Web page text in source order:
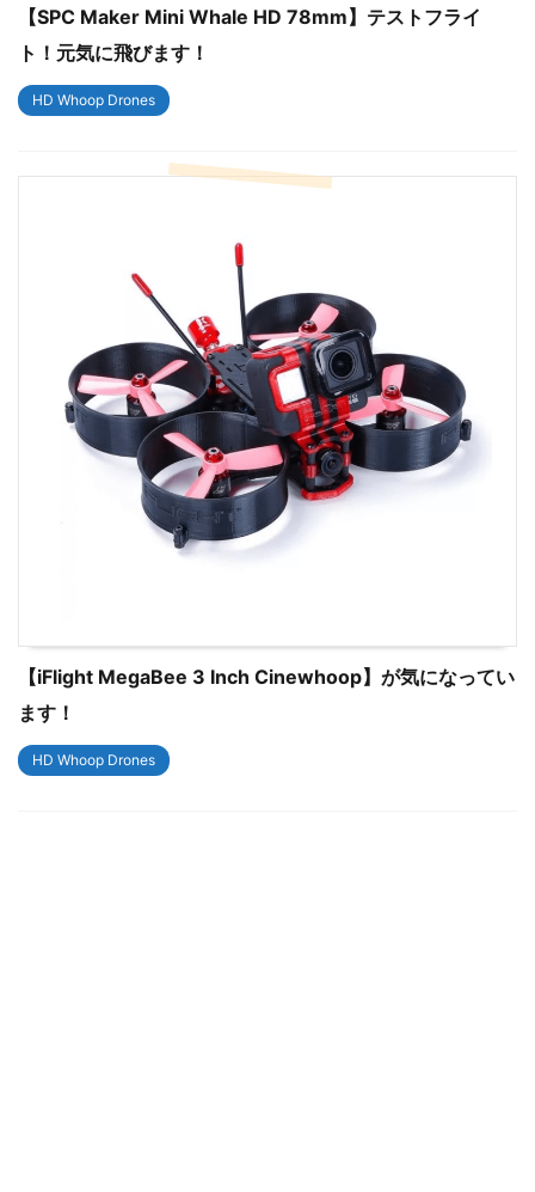
【SPC Maker Mini Whale HD 78mm】テストフライ
ト！元気に飛びます！
HD Whoop Drones
【iFlight MegaBee 3 Inch Cinewhoop】が気になってい
ます！
HD Whoop Drones